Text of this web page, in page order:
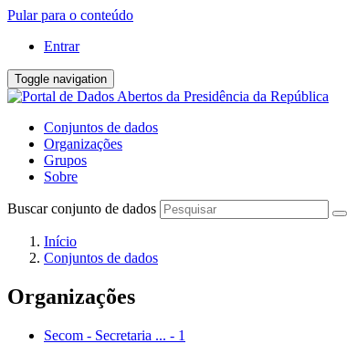
Pular para o conteúdo
Entrar
Toggle navigation
Conjuntos de dados
Organizações
Grupos
Sobre
Buscar conjunto de dados
Início
Conjuntos de dados
Organizações
Secom - Secretaria ... - 1